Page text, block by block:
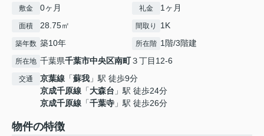
敷金 0ヶ月 礼金 1ヶ月
面積 28.75㎡ 間取り 1K
築年数 築10年 所在階 1階/3階建
所在地 千葉県千葉市中央区南町３丁目12-6
交通 京葉線 「蘇我 」駅 徒歩9分
京成千原線 「大森台 」駅 徒歩24分
京成千原線 「千葉寺 」駅 徒歩26分
物件の特徴